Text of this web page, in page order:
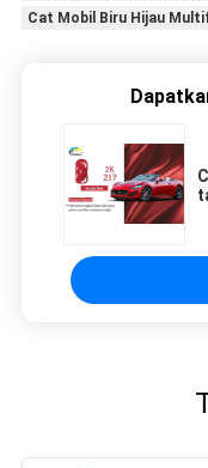
Cat Mobil Biru Hijau